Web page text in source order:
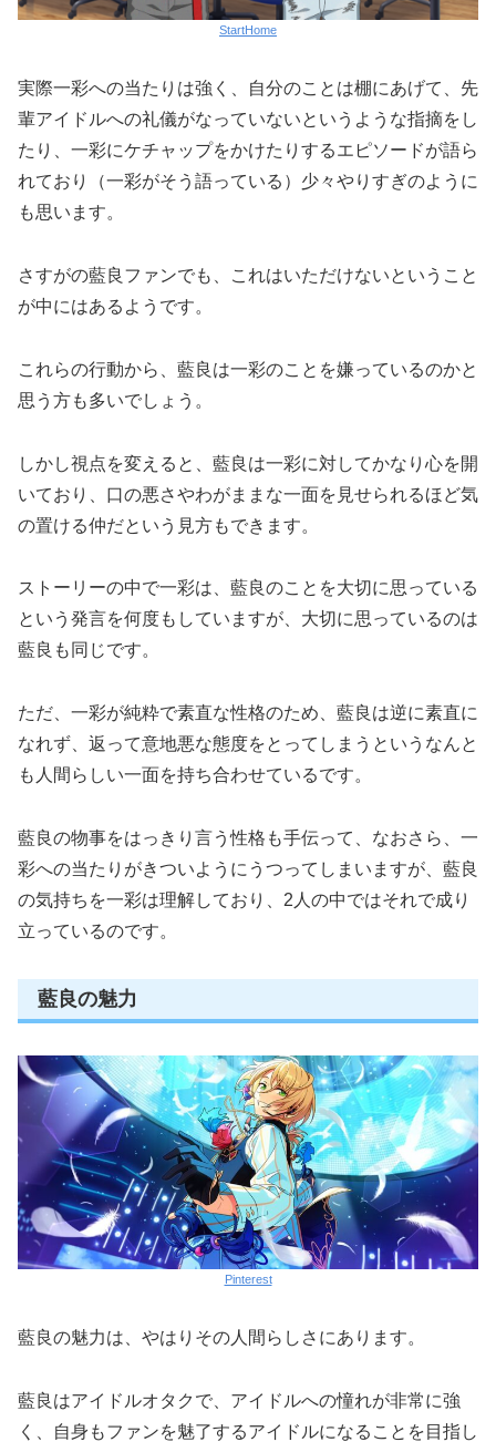
StartHome
実際一彩への当たりは強く、自分のことは棚にあげて、先
輩アイドルへの礼儀がなっていないというような指摘をし
たり、一彩にケチャップをかけたりするエピソードが語ら
れており（一彩がそう語っている）少々やりすぎのように
も思います。
さすがの藍良ファンでも、これはいただけないということ
が中にはあるようです。
これらの行動から、藍良は一彩のことを嫌っているのかと
思う方も多いでしょう。
しかし視点を変えると、藍良は一彩に対してかなり心を開
いており、口の悪さやわがままな一面を見せられるほど気
の置ける仲だという見方もできます。
ストーリーの中で一彩は、藍良のことを大切に思っている
という発言を何度もしていますが、大切に思っているのは
藍良も同じです。
ただ、一彩が純粋で素直な性格のため、藍良は逆に素直に
なれず、返って意地悪な態度をとってしまうというなんと
も人間らしい一面を持ち合わせているです。
藍良の物事をはっきり言う性格も手伝って、なおさら、一
彩への当たりがきついようにうつってしまいますが、藍良
の気持ちを一彩は理解しており、2人の中ではそれで成り
立っているのです。
藍良の魅力
Pinterest
藍良の魅力は、やはりその人間らしさにあります。
藍良はアイドルオタクで、アイドルへの憧れが非常に強
く、自身もファンを魅了するアイドルになることを目指し